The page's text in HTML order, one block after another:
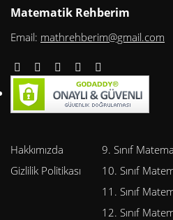
Matematik Rehberim
Email: mathrehberim@gmail.com
Hakkımızda
Gizlilik Politikası
9. Sınıf
10. Sınıf
11. Sınıf
12. Sınıf